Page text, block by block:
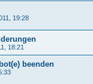
19:28
18:21
beenden